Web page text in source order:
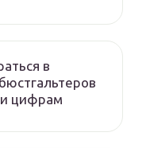
в
и цифрам